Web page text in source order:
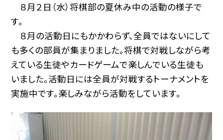
８月２日（水）将棋部の夏休み中の活動の様子で
す。
８月の活動日にもかかわらず、全員ではないにして
も多くの部員が集まりました。将棋で対戦しながら考
えている生徒やカードゲームで楽しんでいる生徒も
いました。活動日には全員が対戦するトーナメントを
実施中です。楽しみながら活動をしています。